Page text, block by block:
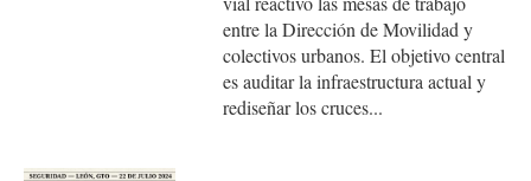
entre la Dirección de Movilidad y
colectivos urbanos. El objetivo central
es auditar la infraestructura actual y
rediseñar los cruces...